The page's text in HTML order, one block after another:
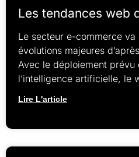
Les tendances web
Le secteur e-commerce
évolutions majeures
Avec le déploiement prévu
l’intelligence artificielle, le
Lire L'article